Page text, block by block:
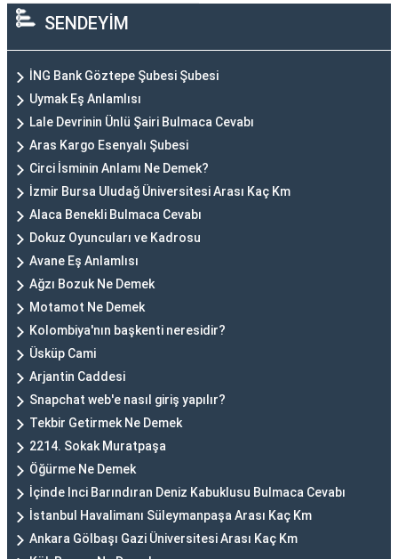
SENDEYİM
İNG Bank Göztepe Şubesi Şubesi
Uymak Eş Anlamlısı
Lale Devrinin Ünlü Şairi Bulmaca Cevabı
Aras Kargo Esenyalı Şubesi
Circi İsminin Anlamı Ne Demek?
İzmir Bursa Uludağ Üniversitesi Arası Kaç Km
Alaca Benekli Bulmaca Cevabı
Dokuz Oyuncuları ve Kadrosu
Avane Eş Anlamlısı
Ağzı Bozuk Ne Demek
Motamot Ne Demek
Kolombiya'nın başkenti neresidir?
Üsküp Cami
Arjantin Caddesi
Snapchat web'e nasıl giriş yapılır?
Tekbir Getirmek Ne Demek
2214. Sokak Muratpaşa
Öğürme Ne Demek
İçinde Inci Barındıran Deniz Kabuklusu Bulmaca Cevabı
İstanbul Havalimanı Süleymanpaşa Arası Kaç Km
Ankara Gölbaşı Gazi Üniversitesi Arası Kaç Km